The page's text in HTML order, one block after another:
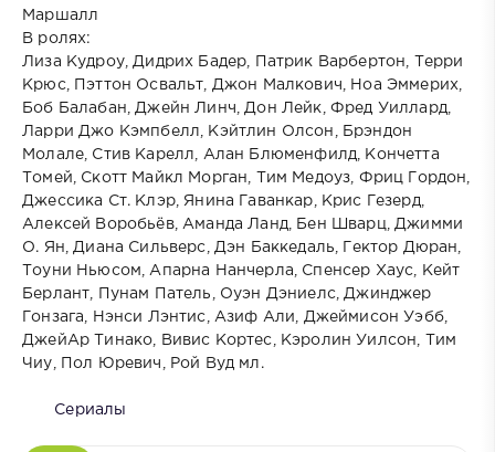
Маршалл
В ролях:
Лиза Кудроу, Дидрих Бадер, Патрик Варбертон, Терри
Крюс, Пэттон Освальт, Джон Малкович, Ноа Эммерих,
Боб Балабан, Джейн Линч, Дон Лейк, Фред Уиллард,
Ларри Джо Кэмпбелл, Кэйтлин Олсон, Брэндон
Молале, Стив Карелл, Алан Блюменфилд, Кончетта
Томей, Скотт Майкл Морган, Тим Медоуз, Фриц Гордон,
Джессика Ст. Клэр, Янина Гаванкар, Крис Гезерд,
Алексей Воробьёв, Аманда Ланд, Бен Шварц, Джимми
О. Ян, Диана Сильверс, Дэн Баккедаль, Гектор Дюран,
Тоуни Ньюсом, Апарна Нанчерла, Спенсер Хаус, Кейт
Берлант, Пунам Патель, Оуэн Дэниелс, Джинджер
Гонзага, Нэнси Лэнтис, Азиф Али, Джеймисон Уэбб,
ДжейАр Тинако, Вивис Кортес, Кэролин Уилсон, Тим
Чиу, Пол Юревич, Рой Вуд мл.
Сериалы